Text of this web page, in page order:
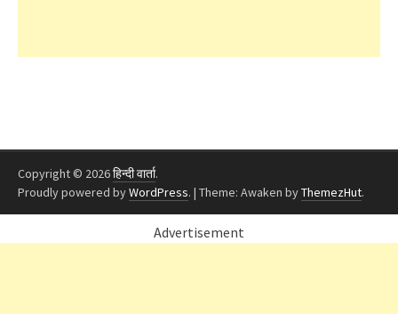
Copyright © 2026हिन्दी वार्ता.
Proudly powered byWordPress. | Theme: Awaken byThemezHut.
Advertisement